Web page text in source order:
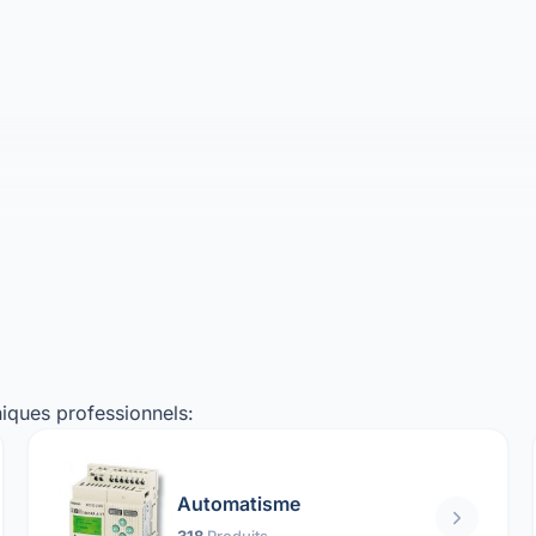
professionnels:
Automatisme